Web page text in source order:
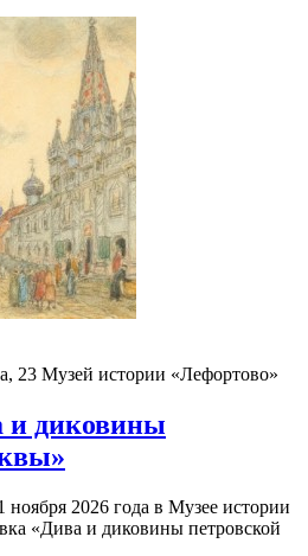
23 Музей истории «Лефортово»
и диковины
ноября 2026 года в Музее истории
«Дива и диковины петровской